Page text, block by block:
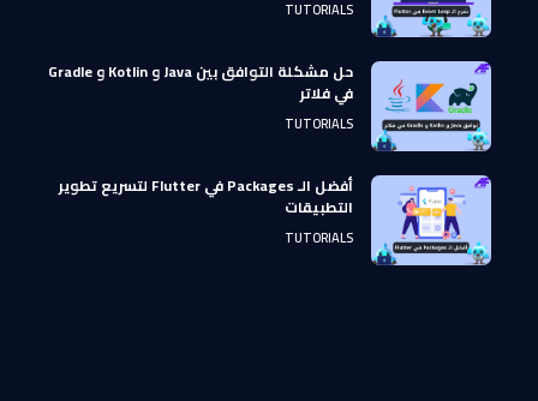
TUTORIALS
حل مشكلة التوافق بين Java و Kotlin و Gradle
في فلاتر
TUTORIALS
أفضل الـ Packages في Flutter لتسريع تطوير
التطبيقات
TUTORIALS